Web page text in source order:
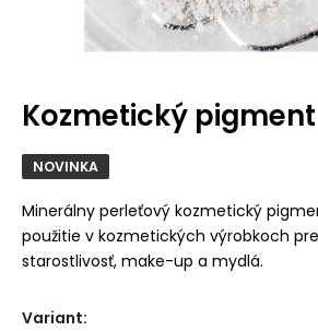
Kozmetický pigment
NOVINKA
Minerálny perleťový kozmetický
použitie v kozmetických výrobkoch
starostlivosť, make-up a mydlá.
Variant: